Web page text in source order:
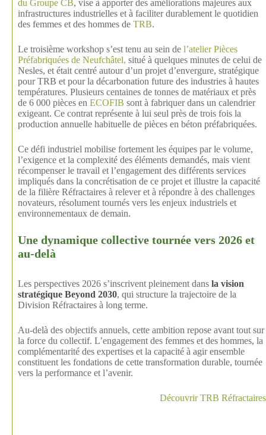
du Groupe CB, vise à apporter des améliorations majeures aux
infrastructures industrielles et à faciliter durablement le quotidien
des femmes et des hommes de TRB.
Le troisième workshop s’est tenu au sein de l’atelier Pièces
Préfabriquées de Neufchâtel, situé à quelques minutes de celui de
Nesles, et était centré autour d’un projet d’envergure, stratégique
pour TRB et pour la décarbonation future des industries à hautes
températures. Plusieurs centaines de tonnes de matériaux et près
de 6 000 pièces en ECOFIB sont à fabriquer dans un calendrier
exigeant. Ce contrat représente à lui seul près de trois fois la
production annuelle habituelle de pièces en béton préfabriquées.
Ce défi industriel mobilise fortement les équipes par le volume,
l’exigence et la complexité des éléments demandés, mais vient
récompenser le travail et l’engagement des différents services
impliqués dans la concrétisation de ce projet et illustre la capacité
de la filière Réfractaires à relever et à répondre à des challenges
novateurs, résolument tournés vers les enjeux industriels et
environnementaux de demain.
Une dynamique collective tournée vers 2026 et
au-delà
Les perspectives 2026 s’inscrivent pleinement dans la vision
stratégique Beyond 2030, qui structure la trajectoire de la
Division Réfractaires à long terme.
Au-delà des objectifs annuels, cette ambition repose avant tout sur
la force du collectif. L’engagement des femmes et des hommes, la
complémentarité des expertises et la capacité à agir ensemble
constituent les fondations de cette transformation durable, tournée
vers la performance et l’avenir.
Découvrir TRB Réfractaires